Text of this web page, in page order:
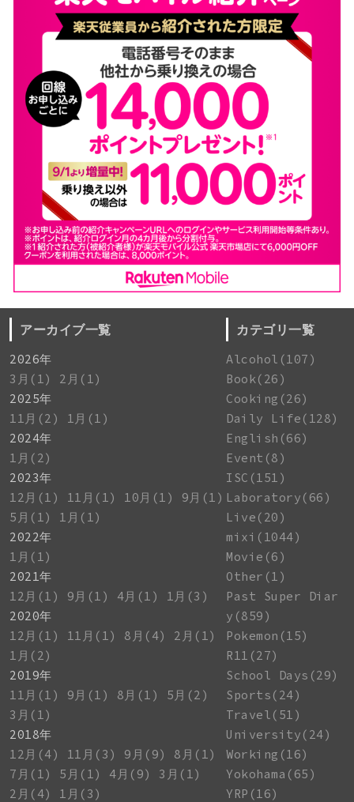
アーカイブ一覧
2026年
3月(1)
2月(1)
2025年
11月(2)
1月(1)
2024年
1月(2)
2023年
12月(1)
11月(1) 10月(1)
9月(1)
5月(1)
1月(1)
2022年
1月(1)
2021年
12月(1)
9月(1) 4月(1)
1月(3)
2020年
12月(1)
11月(1) 8月(4)
2月(1)
1月(2)
2019年
11月(1)
9月(1) 8月(1)
5月(2)
3月(1)
2018年
12月(4)
11月(3) 9月(9)
8月(1)
7月(1)
5月(1) 4月(9)
3月(1)
2月(4)
1月(3)
カテゴリ一覧
Alcohol(107)
Book(26)
Cooking(26)
Daily Life(128)
English(66)
Event(8)
ISC(151)
Laboratory(66)
Live(20)
mixi(1044)
Movie(6)
Other(1)
Past Super Diar
y(859)
Pokemon(15)
R11(27)
School Days(29)
Sports(24)
Travel(51)
University(24)
Working(16)
Yokohama(65)
YRP(16)